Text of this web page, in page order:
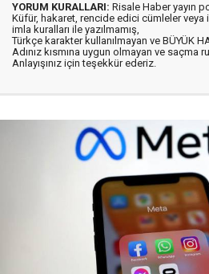
YORUM KURALLARI: Risale Haber yayın
Küfür, hakaret, rencide edici cümleler veya
imla kuralları ile yazılmamış,
Türkçe karakter kullanılmayan ve BÜYÜK
Adınız kısmına uygun olmayan ve saçma
Anlayışınız için teşekkür ederiz.